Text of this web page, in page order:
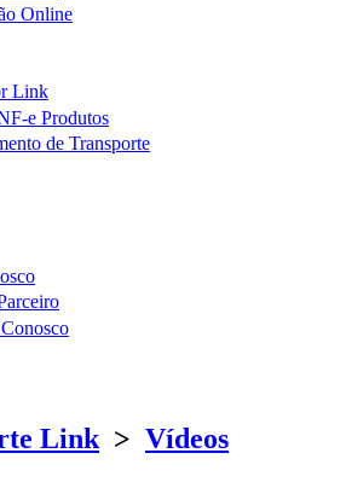
Online
Link
e Produtos
de Transporte
Link > Vídeos